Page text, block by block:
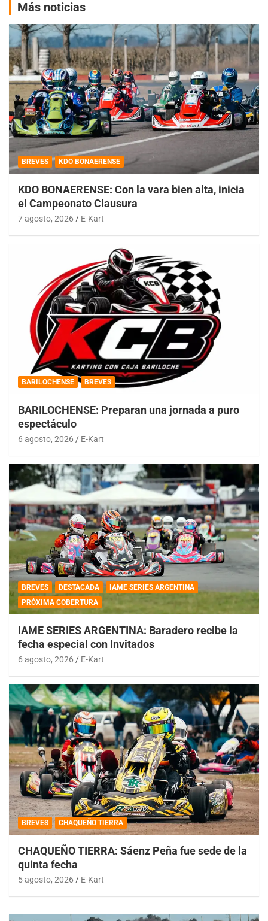
Más noticias
BREVES KDO BONAERENSE
KDO BONAERENSE: Con la vara bien alta, inicia
el Campeonato Clausura
7 agosto, 2026 E-Kart
BARILOCHENSE BREVES
BARILOCHENSE: Preparan una jornada a puro
espectáculo
6 agosto, 2026 E-Kart
BREVES DESTACADA
IAME SERIES ARGENTINA
PRÓXIMA COBERTURA
IAME SERIES ARGENTINA: Baradero recibe la
fecha especial con Invitados
6 agosto, 2026 E-Kart
BREVES CHAQUEÑO TIERRA
CHAQUEÑO TIERRA: Sáenz Peña fue sede de la
quinta fecha
5 agosto, 2026 E-Kart